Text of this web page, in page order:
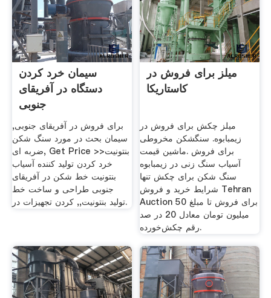
سیمان خرد کردن
دستگاه در آفریقای
جنوبی
برای فروش در آفریقای جنوبی,
سیمان بحث در مورد سنگ شکن
ضربه ای, Get Price >>بنتونیت
خرد کردن تولید کننده آسیاب
بنتونیت خط شکن در آفریقای
جنوبی طراحی و ساخت خط
تولید بنتونیت,, کردن تجهیزات در.
میلز برای فروش در
کاستاریکا
میلز چکش برای فروش در
زیمبابوه. سنگشکن مخروطی
برای فروش .ماشین قیمت
آسیاب سنگ زنی در زیمبابوه
سنگ شکن برای چکش تنها
شرایط خرید و فروش Tehran
Auction برای فروش تا مبلغ 50
میلیون تومان معادل 20 در صد
رقم چکش‌خورده.